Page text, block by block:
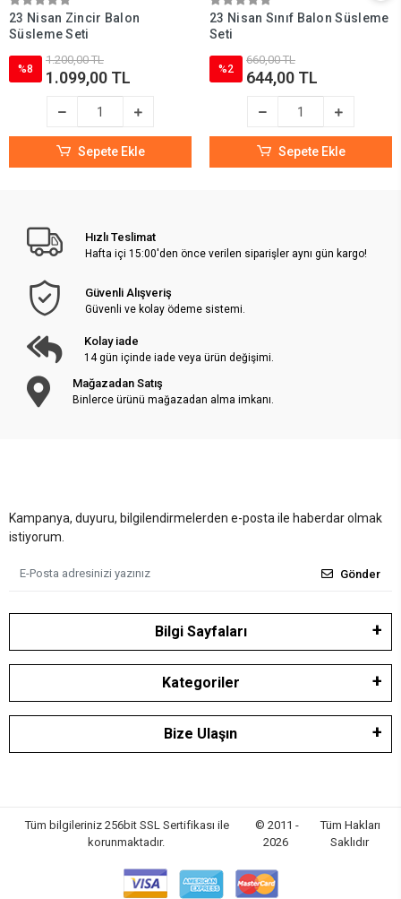
23 Nisan Zincir Balon
Süsleme Seti
%8
1.200,00 TL
1.099,00 TL
Sepete Ekle
23 Nisan Sınıf Balon Süsleme
Seti
%2
660,00 TL
644,00 TL
Sepete Ekle
Hızlı Teslimat
Hafta içi 15:00'den önce verilen siparişler aynı gün kargo!
Güvenli Alışveriş
Güvenli ve kolay ödeme sistemi.
Kolay iade
14 gün içinde iade veya ürün değişimi.
Mağazadan Satış
Binlerce ürünü mağazadan alma imkanı.
Kampanya, duyuru, bilgilendirmelerden e-posta ile haberdar olmak
istiyorum.
Gönder
Bilgi Sayfaları
Kategoriler
Bize Ulaşın
Tüm bilgileriniz 256bit SSL Sertifikası ile
korunmaktadır.
© 2011 -
2026
Tüm Hakları
Saklıdır